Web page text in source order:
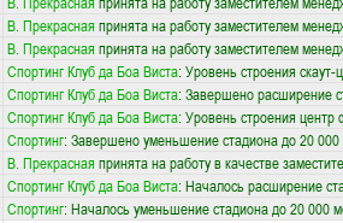
В. Прекрасная принята на работу заместителем
В. Прекрасная принята на работу заместителем
Спортинг Клуб да Боа Виста: Уровень строения
Спортинг Клуб да Боа Виста: Завершено расширение
Спортинг Клуб да Боа Виста: Уровень строения центр
Спортинг: Завершено уменьшение стадиона до 20 000
В. Прекрасная принята на работу в качестве
Спортинг Клуб да Боа Виста: Началось расширение
Спортинг: Началось уменьшение стадиона до 20 000